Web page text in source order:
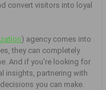
convert visitors into loyal
) agency comes into
they can completely
And if you're looking for
insights, partnering with
you can make.